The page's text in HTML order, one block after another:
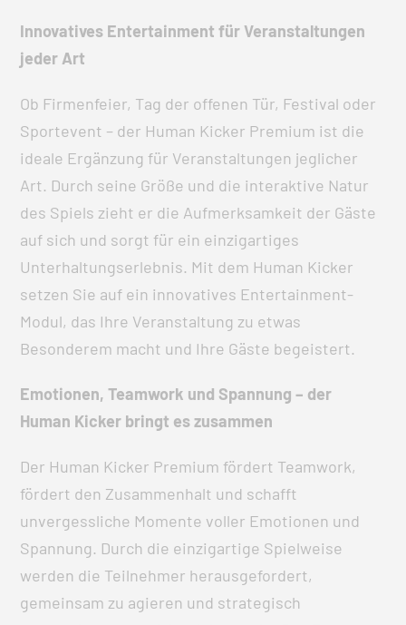
Innovatives Entertainment für Veranstaltungen
jeder Art
Ob Firmenfeier, Tag der offenen Tür, Festival oder
Sportevent – der Human Kicker Premium ist die
ideale Ergänzung für Veranstaltungen jeglicher
Art. Durch seine Größe und die interaktive Natur
des Spiels zieht er die Aufmerksamkeit der Gäste
auf sich und sorgt für ein einzigartiges
Unterhaltungserlebnis. Mit dem Human Kicker
setzen Sie auf ein innovatives Entertainment-
Modul, das Ihre Veranstaltung zu etwas
Besonderem macht und Ihre Gäste begeistert.
Emotionen, Teamwork und Spannung – der
Human Kicker bringt es zusammen
Der Human Kicker Premium fördert Teamwork,
fördert den Zusammenhalt und schafft
unvergessliche Momente voller Emotionen und
Spannung. Durch die einzigartige Spielweise
werden die Teilnehmer herausgefordert,
gemeinsam zu agieren und strategisch